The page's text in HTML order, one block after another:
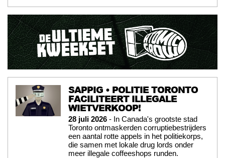
SAPPIG • POLITIE TORONTO
FACILITEERT ILLEGALE
WIETVERKOOP!
28 juli 2026 - In Canada's grootste stad
Toronto ontmaskerden corruptiebestrijders
een aantal rotte appels in het politiekorps,
die samen met lokale drug lords onder
meer illegale coffeeshops runden.